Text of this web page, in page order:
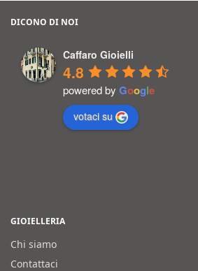
DICONO DI NOI
Caffaro Gioielli
4.8
powered by Google
votaci su
GIOIELLERIA
Chi siamo
Contattaci